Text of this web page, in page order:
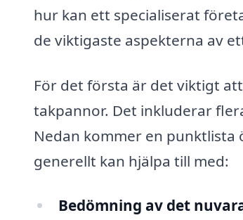
hur kan ett specialiserat
de viktigaste aspekterna av
För det första är det viktigt
takpannor. Det inkluderar
Nedan kommer en
generellt kan hjälpa till med:
Bedömning av det